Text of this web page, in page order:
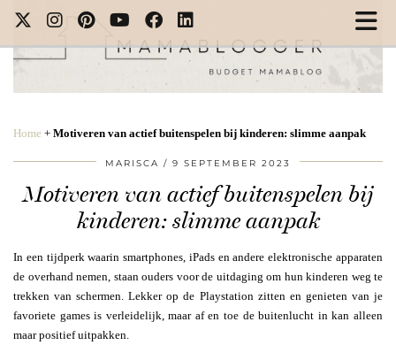
Home + Motiveren van actief buitenspelen bij kinderen: slimme aanpak
MARISCA 9 SEPTEMBER 2023
Motiveren van actief buitenspelen bij
kinderen: slimme aanpak
In een tijdperk waarin smartphones, iPads en andere elektronische apparaten
de overhand nemen, staan ouders voor de uitdaging om hun kinderen weg te
trekken van schermen. Lekker op de Playstation zitten en genieten van je
favoriete games is verleidelijk, maar af en toe de buitenlucht in kan alleen
maar positief uitpakken.